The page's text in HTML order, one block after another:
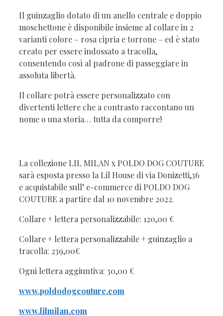
Il guinzaglio dotato di un anello centrale e doppio
moschettone è disponibile insieme al collare in 2
varianti colore – rosa cipria e torrone – ed è stato
creato per essere indossato a tracolla,
consentendo così al padrone di passeggiare in
assoluta libertà.
Il collare potrà essere personalizzato con
divertenti lettere che a contrasto raccontano un
nome o una storia… tutta da comporre!
La collezione LIL MILAN x POLDO DOG COUTURE
sarà esposta presso la Lil House di via Donizetti,36
e acquistabile sull’ e-commerce di POLDO DOG
COUTURE a partire dal 10 novembre 2022.
Collare + lettera personalizzabile: 120,00 €
Collare + lettera personalizzabile + guinzaglio a
tracolla: 239,00€
Ogni lettera aggiuntiva: 30,00 €
www.poldodogcouture.com
www.lilmilan.com